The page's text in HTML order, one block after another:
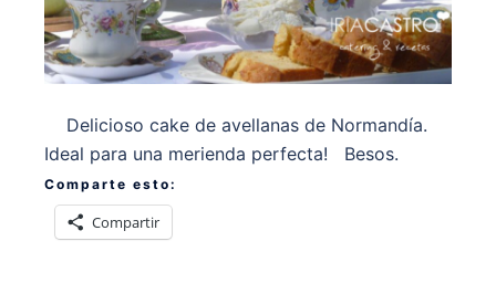
Delicioso cake de avellanas de Normandía.
Ideal para una merienda perfecta! Besos.
Comparte esto:
Compartir